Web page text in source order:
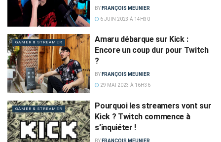
BY FRANÇOIS MEUNIER
6 JUIN 2023 À 14H30
GAMER & STREAMER
Amaru débarque sur Kick :
Encore un coup dur pour Twitch
?
BY FRANÇOIS MEUNIER
29 MAI 2023 À 16H36
GAMER & STREAMER
Pourquoi les streamers vont sur
Kick ? Twitch commence à
s’inquiéter !
BY FRANÇOIS MEUNIER